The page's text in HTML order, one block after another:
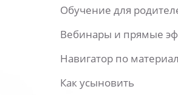
Обучение для
Вебинары и прямые
Навигатор по
Как усыновить